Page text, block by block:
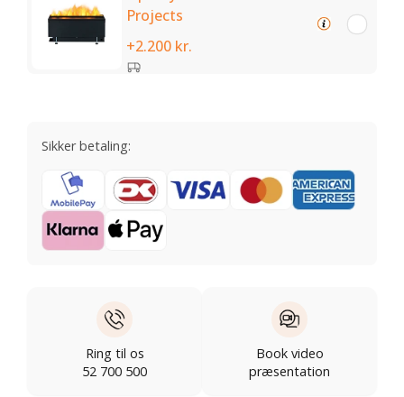
Projects
+2.200 kr.
Sikker betaling:
Ring til os
52 700 500
Book video
præsentation